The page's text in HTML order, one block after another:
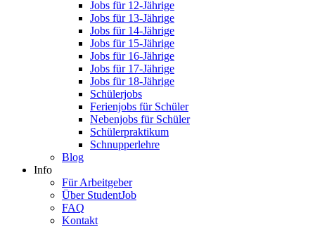
Jobs für 12-Jährige
Jobs für 13-Jährige
Jobs für 14-Jährige
Jobs für 15-Jährige
Jobs für 16-Jährige
Jobs für 17-Jährige
Jobs für 18-Jährige
Schülerjobs
Ferienjobs für Schüler
Nebenjobs für Schüler
Schülerpraktikum
Schnupperlehre
Blog
Info
Für Arbeitgeber
Über StudentJob
FAQ
Kontakt